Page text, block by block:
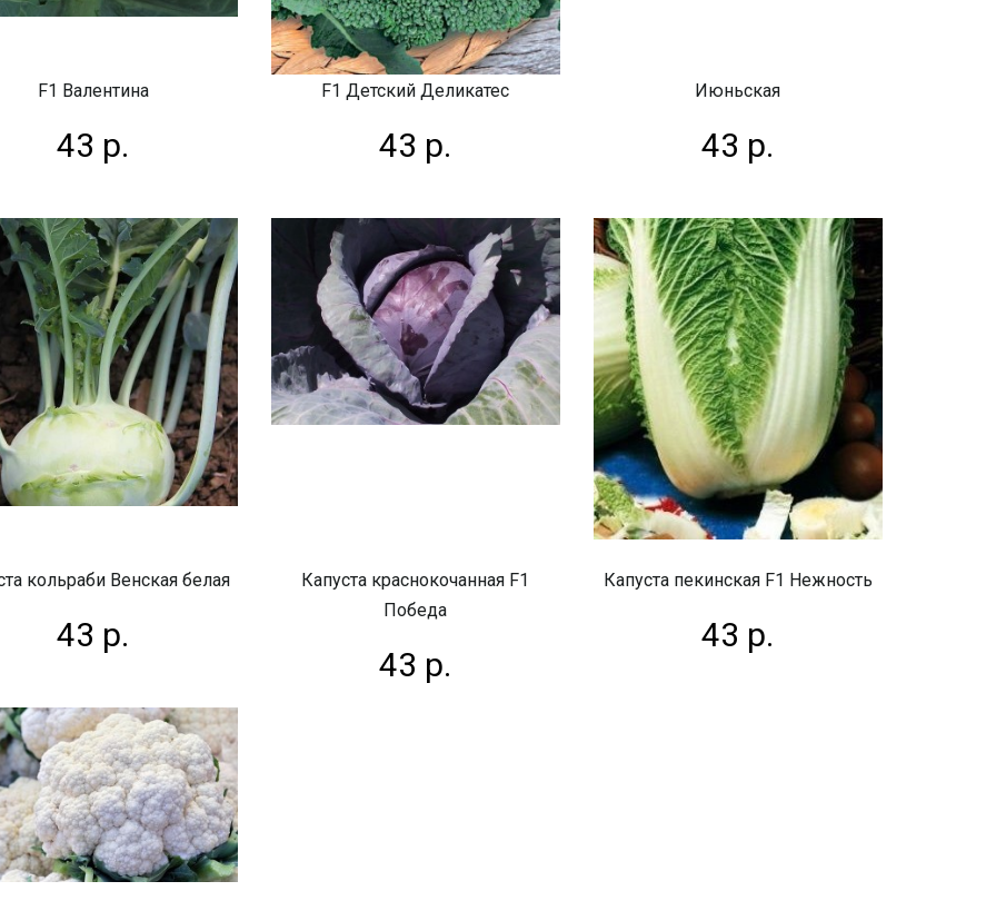
F1 Валентина
43 р.
F1 Детский Деликатес
43 р.
Июньская
43 р.
кольраби Венская белая
43 р.
Капуста краснокочанная F1
Победа
43 р.
Капуста пекинская F1 Нежность
43 р.